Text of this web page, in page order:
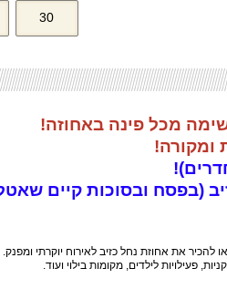
30
מכל פינה באחוזה!
ומקורה!
(בפסח ובסוכות קיים
את אחוזת נחל כזיב לאירוח יוקרתי ומפנק.
פעילויות לילדים, מקומות בילוי ועוד.